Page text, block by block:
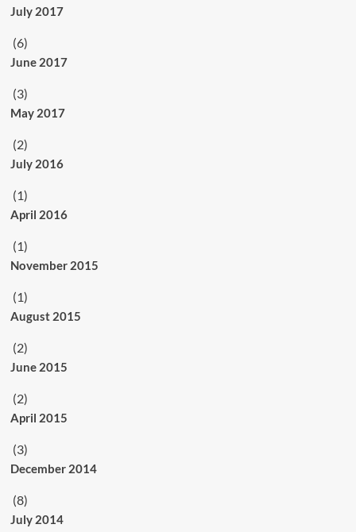
July 2017
(6)
June 2017
(3)
May 2017
(2)
July 2016
(1)
April 2016
(1)
November 2015
(1)
August 2015
(2)
June 2015
(2)
April 2015
(3)
December 2014
(8)
July 2014